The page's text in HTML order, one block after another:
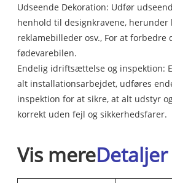
Udseende Dekoration: Udfør
henhold til designkravene, herunder
reklamebilleder osv., For at forbedre
fødevarebilen.
Endelig idriftsættelse og inspektion:
alt installationsarbejdet, udføres
inspektion for at sikre, at alt udstyr
korrekt uden fejl og sikkerhedsfarer.
Vis mereDetaljer